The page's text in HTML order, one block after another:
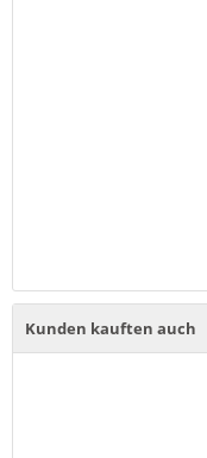
Kunden kauften auch